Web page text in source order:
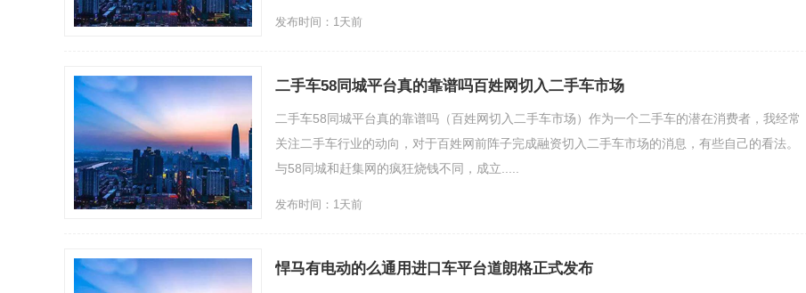
发布时间：1天前
二手车58同城平台真的靠谱吗百姓网切入二手车市场
二手车58同城平台真的靠谱吗（百姓网切入二手车市场）作为一个二手车的潜在消费者，我经常
关注二手车行业的动向，对于百姓网前阵子完成融资切入二手车市场的消息，有些自己的看法。
与58同城和赶集网的疯狂烧钱不同，成立.....
发布时间：1天前
悍马有电动的么通用进口车平台道朗格正式发布